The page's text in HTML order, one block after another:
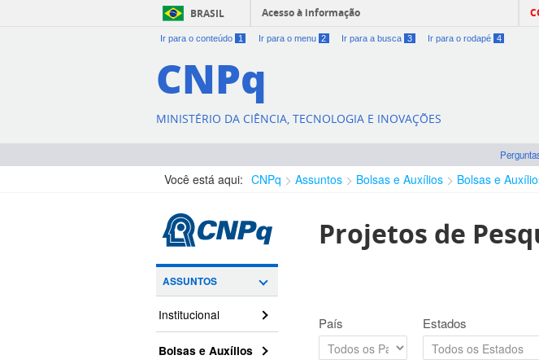
BRASIL Acesso à informação
Ir para o conteúdo 1 Ir para o menu 2 Ir para a busca 3 Ir para o rodapé 4
CNPq
MINISTÉRIO DA CIÊNCIA, TECNOLOGIA E INOVAÇÕES
Você está aqui: CNPq Assuntos Bolsas e Auxílios Bolsas e
ASSUNTOS
Institucional
Bolsas e Auxílios
Projetos de
País Estados